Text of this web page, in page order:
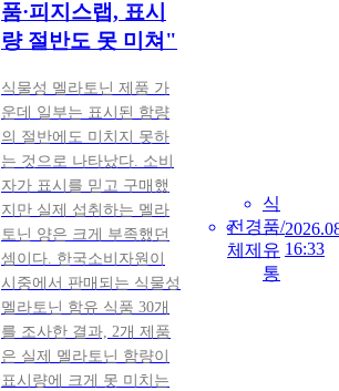
품·피지스랩, 표시
량 절반도 못 미쳐"
식물성 멜라토닌 제품 가
운데 일부는 표시된 함량
의 절반에도 미치지 못하
는 것으로 나타났다. 소비
자가 표시를 믿고 구매했
지만 실제 섭취하는 멜라
토닌 양은 크게 부족했던
셈이다. 한국소비자원이
시중에서 판매되는 식물성
멜라토닌 함유 식품 30개
를 조사한 결과, 2개 제품
은 실제 멜라토닌 함량이
표시량에 크게 못 미치는
전
체
경
제
식
품/
유
통
16:33